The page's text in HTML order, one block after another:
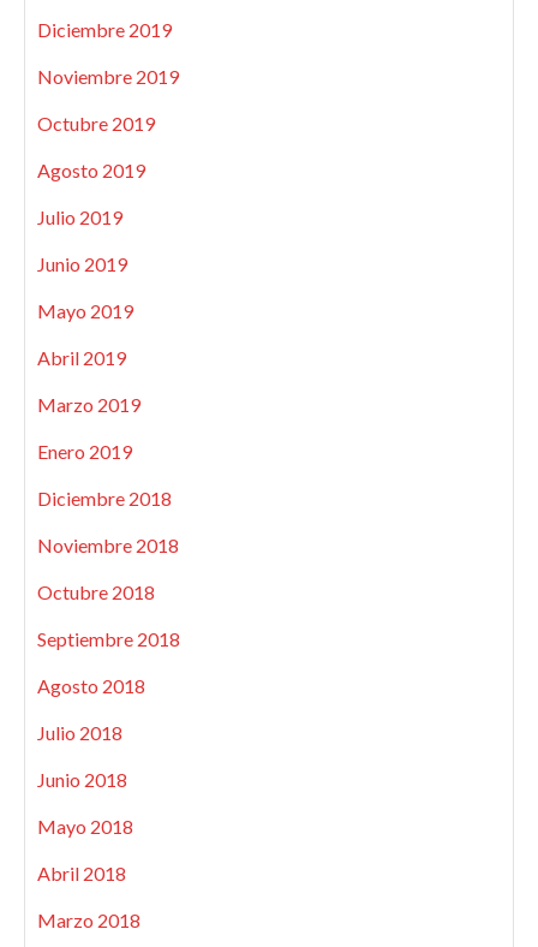
Diciembre 2019
Noviembre 2019
Octubre 2019
Agosto 2019
Julio 2019
Junio 2019
Mayo 2019
Abril 2019
Marzo 2019
Enero 2019
Diciembre 2018
Noviembre 2018
Octubre 2018
Septiembre 2018
Agosto 2018
Julio 2018
Junio 2018
Mayo 2018
Abril 2018
Marzo 2018